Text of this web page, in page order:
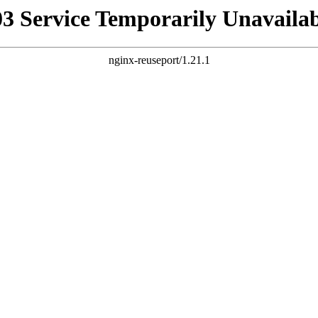
Service Temporarily
nginx-reuseport/1.21.1